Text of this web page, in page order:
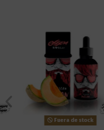
Fuera de stock